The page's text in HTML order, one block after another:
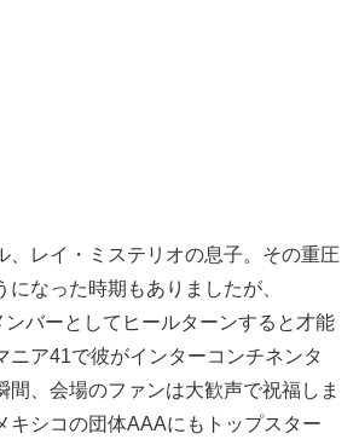
、レイ・ミステリオの息子。その重圧
になった時期もありましたが、
バーとしてヒールターンすると才能
ニア41で彼がインターコンチネンタ
間、会場のファンは大歓声で祝福しま
キシコの団体AAAにもトップスター